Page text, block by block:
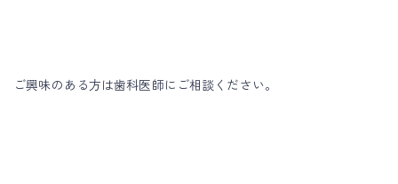
ご興味のある方は歯科医師にご相談ください。